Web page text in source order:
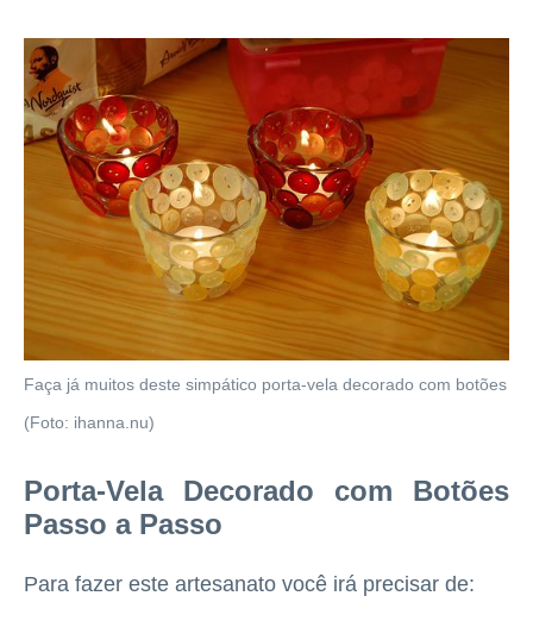
Faça já muitos deste simpático porta-vela decorado com botões
(Foto: ihanna.nu)
Porta-Vela Decorado com Botões
Passo a Passo
Para fazer este artesanato você irá precisar de: